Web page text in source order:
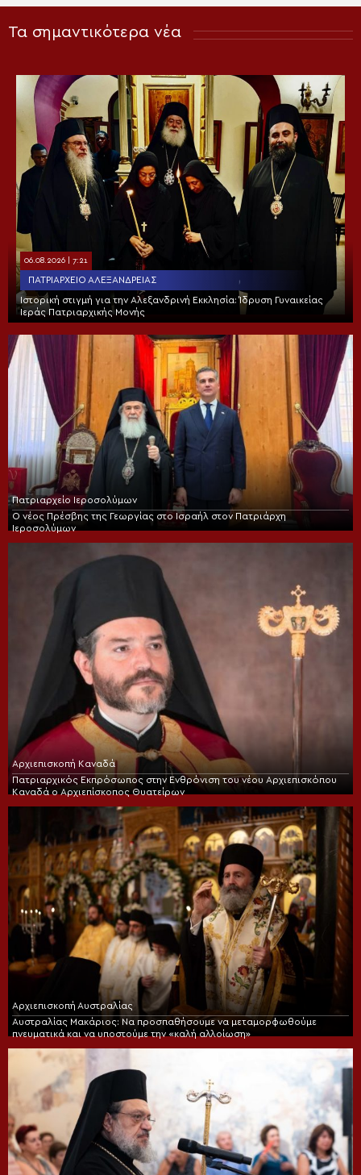
Τα σημαντικότερα νέα
06.08.2026 | 7:21
ΠΑΤΡΙΑΡΧΕΊΟ ΑΛΕΞΑΝΔΡΕΊΑΣ
Ιστορική στιγμή για την Αλεξανδρινή Εκκλησία: Ίδρυση Γυναικείας
Ιεράς Πατριαρχικής Μονής
Πατριαρχείο Ιεροσολύμων
Ο νέος Πρέσβης της Γεωργίας στο Ισραήλ στον Πατριάρχη
Ιεροσολύμων
Αρχιεπισκοπή Καναδά
Πατριαρχικός Εκπρόσωπος στην Ενθρόνιση του νέου Αρχιεπισκόπου
Καναδά ο Αρχιεπίσκοπος Θυατείρων
Αρχιεπισκοπή Αυστραλίας
Αυστραλίας Μακάριος: Να προσπαθήσουμε να μεταμορφωθούμε
πνευματικά και να υποστούμε την «καλή αλλοίωση»